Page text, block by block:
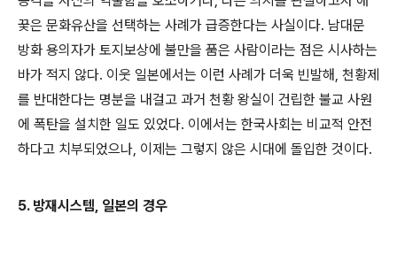
꿎은 문화유산을 선택하는 사례가 급증한다는 사실이다. 남대문
방화 용의자가 토지보상에 불만을 품은 사람이라는 점은 시사하는
바가 적지 않다. 이웃 일본에서는 이런 사례가 더욱 빈발해, 천황제
를 반대한다는 명분을 내걸고 과거 천황 왕실이 건립한 불교 사원
에 폭탄을 설치한 일도 있었다. 이에서는 한국사회는 비교적 안전
하다고 치부되었으나, 이제는 그렇지 않은 시대에 돌입한 것이다.
5. 방재시스템, 일본의 경우